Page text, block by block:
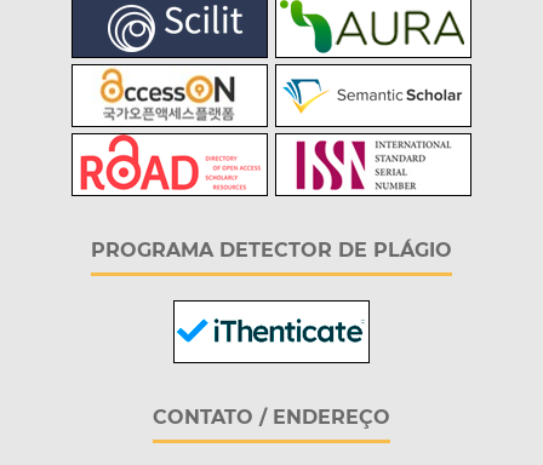
PROGRAMA DETECTOR DE PLÁGIO
CONTATO / ENDEREÇO